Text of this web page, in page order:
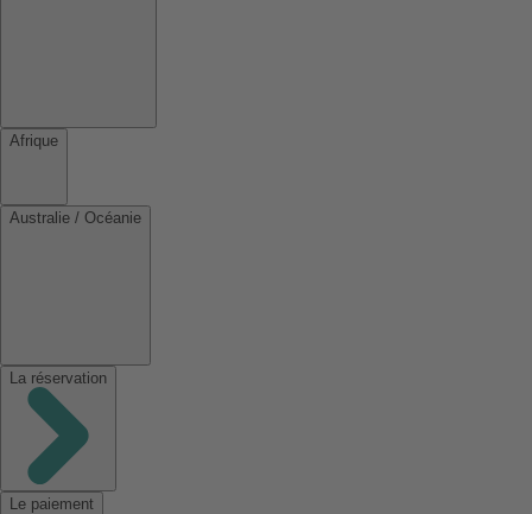
Afrique
Australie / Océanie
La réservation
Le paiement